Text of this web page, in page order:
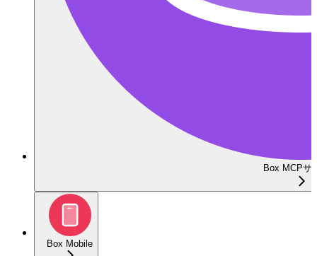
Box MCPサ
Box Mobile